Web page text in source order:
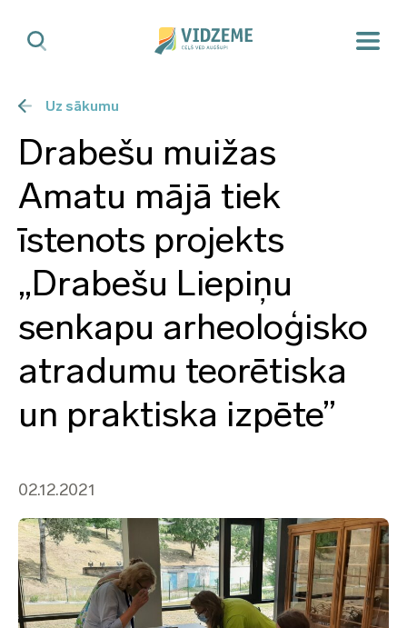
Uz sākumu
Drabešu muižas
Amatu mājā tiek
īstenots projekts
„Drabešu Liepiņu
senkapu arheoloģisko
atradumu teorētiska
un praktiska izpēte”
02.12.2021